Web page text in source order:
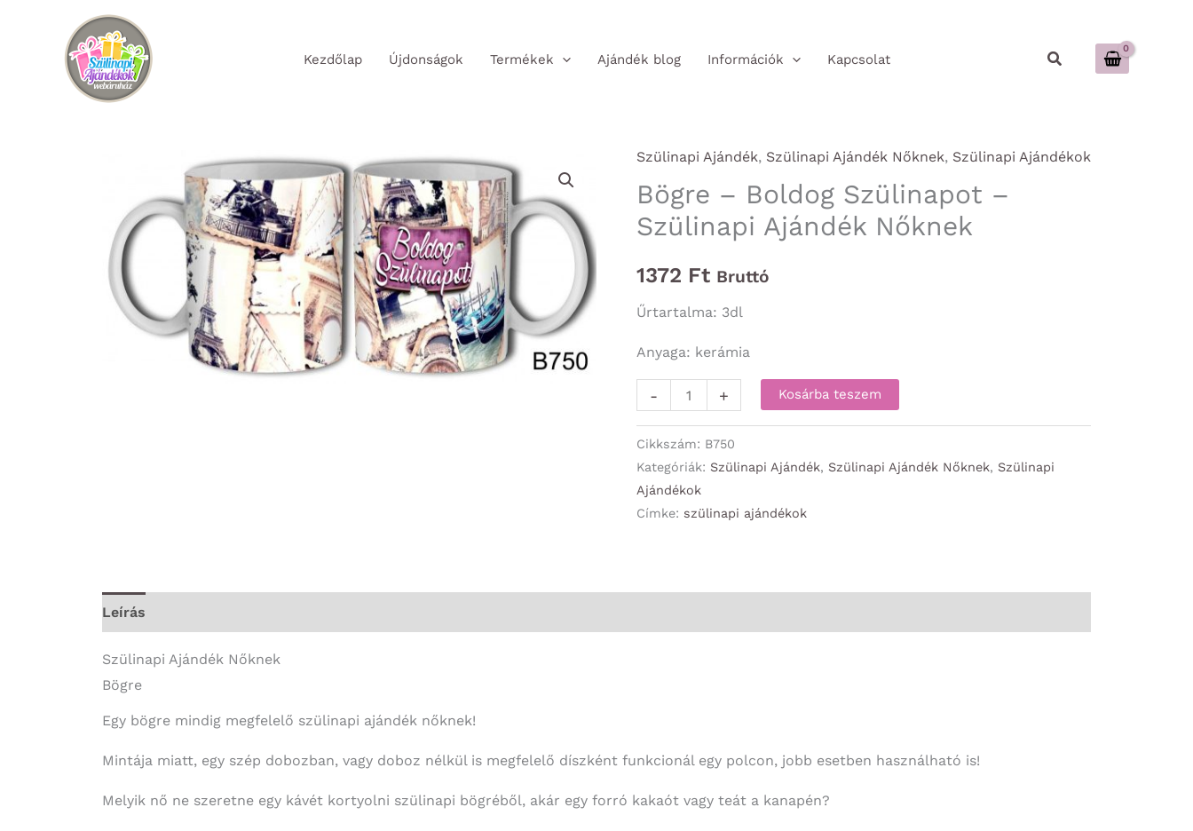
Kezdőlap Újdonságok Termékek Ajándék blog Információk Kapcsolat Keresés
Szülinapi Ajándék, Szülinapi Ajándék Nőknek, Szülinapi Ajándékok
Bögre – Boldog Szülinapot –
Szülinapi Ajándék Nőknek
1372 Ft Bruttó
Űrtartalma: 3dl
Anyaga: kerámia
-
Boldog
Szülinapot
-
Szülinapi
mennyiség
+ Kosárba teszem
Cikkszám: B750
Kategóriák: Szülinapi Ajándék, Szülinapi Ajándék Nőknek, Szülinapi
Ajándékok
Címke: szülinapi ajándékok
Leírás
Szülinapi Ajándék Nőknek
Bögre
Egy bögre mindig megfelelő szülinapi ajándék nőknek!
Mintája miatt, egy szép dobozban, vagy doboz nélkül is megfelelő díszként funkcionál egy polcon, jobb esetben használható is!
Melyik nő ne szeretne egy kávét kortyolni szülinapi bögréből, akár egy forró kakaót vagy teát a kanapén?